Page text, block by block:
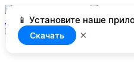
📱 Установите наше
Скачать ×
Добавить
Нет доступа